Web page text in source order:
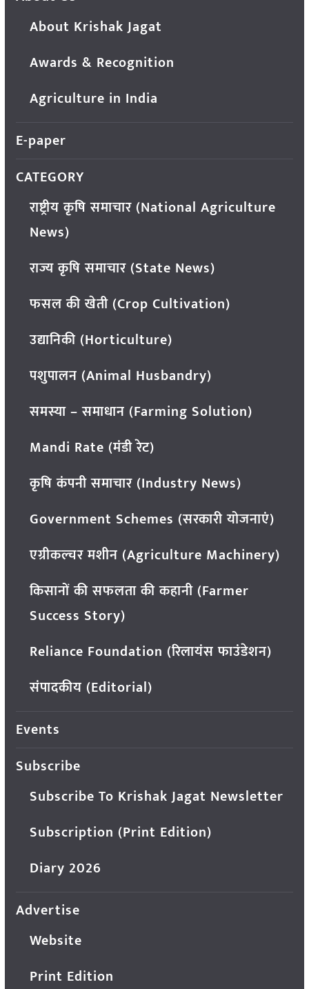
About Krishak Jagat
Awards & Recognition
Agriculture in India
E-paper
CATEGORY
राष्ट्रीय कृषि समाचार (National Agriculture
News)
राज्य कृषि समाचार (State News)
फसल की खेती (Crop Cultivation)
उद्यानिकी (Horticulture)
पशुपालन (Animal Husbandry)
समस्या – समाधान (Farming Solution)
Mandi Rate (मंडी रेट)
कृषि कंपनी समाचार (Industry News)
Government Schemes (सरकारी योजनाएं)
एग्रीकल्चर मशीन (Agriculture Machinery)
किसानों की सफलता की कहानी (Farmer
Success Story)
Reliance Foundation (रिलायंस फाउंडेशन)
संपादकीय (Editorial)
Events
Subscribe
Subscribe To Krishak Jagat Newsletter
Subscription (Print Edition)
Diary 2026
Advertise
Website
Print Edition